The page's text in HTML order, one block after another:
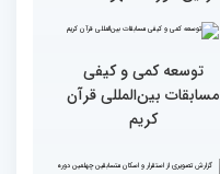
قرآن کریم در حرم مطهر امام
خمینی (ره)
جانبی در ایام مسابقات